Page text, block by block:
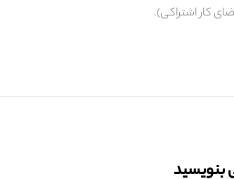
کار اشتراکی).
بنویسید